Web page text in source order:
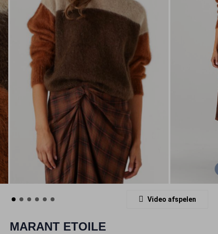
Video afspelen
MARANT ETOILE